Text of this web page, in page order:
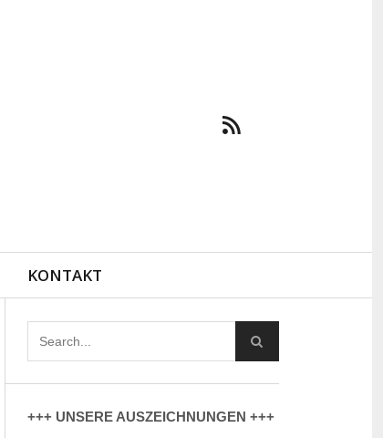
KONTAKT
+++ UNSERE AUSZEICHNUNGEN +++